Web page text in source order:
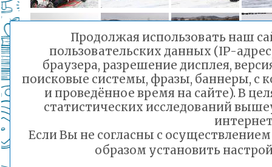
Продолжая использовать наш
пользовательских данных (IP-
браузера, разрешение дисплея,
поисковые системы, фразы, баннеры, с
и проведённое время на сайте). В
статистических исследований
Если Вы не согласны с
образом установить